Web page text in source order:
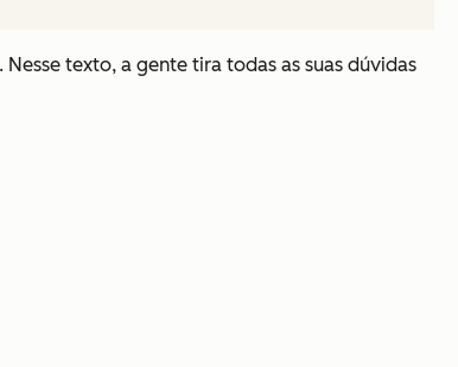
texto, a gente tira todas as suas dúvidas